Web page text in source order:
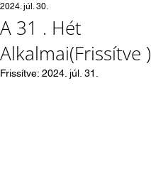
A 31 . Hét
Alkalmai(Frissítve )
2024. júl. 30.
Frissítve: 2024. júl. 31.